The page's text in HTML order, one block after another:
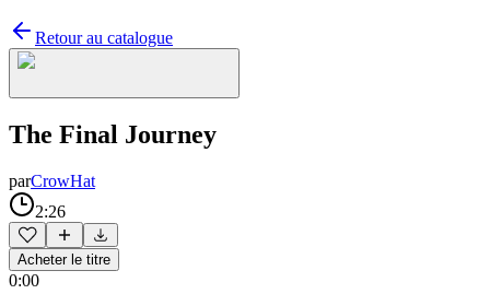
Retour au catalogue
The Final Journey
parCrowHat
2:26
Acheter le titre
0:00